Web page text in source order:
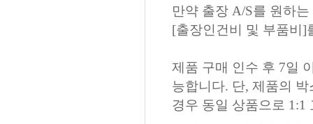
만약 출장 A/S를 원하
[출장인건비 및 부품비]
제품 구매 인수 후 7일
능합니다. 단, 제품의
경우 동일 상품으로 1:1